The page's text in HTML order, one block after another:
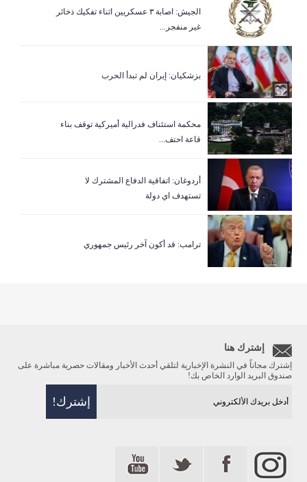
الجيش: اصابة ٣ عسكريين اثناء تفكيك ذخائر
غير منفجر...
بزشكيان: إيران لم تبدأ الحرب
‏محكمة استئناف فدرالية أميركية توقف بناء
قاعة احتف...
أردوغان: اتفاقية الدفاع المشترك لا
تستهدف اي دولة
ترامب: قد أكون آخر رئيس جمهوري
إشترك هنا
إشترك مجاناً في النشرة الإخبارية لتلقي أحدث الأخبار ومقالات حصرية مباشرة على
صندوق البريد الوارد الخاص بك!